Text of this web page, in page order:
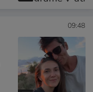
09:48